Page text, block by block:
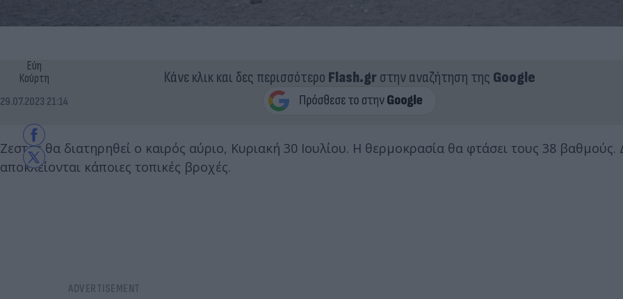
Εύη
Κούρτη
29.07.2023 21:14
Κάνε κλικ και δες περισσότερο Flash.grστην αναζήτηση της Google
Ζεστός θα διατηρηθεί ο καιρός αύριο, Κυριακή 30 Ιουλίου. Η θερμοκρασία θα φτάσει τους 38 βαθμούς.
αποκλείονται κάποιες τοπικές βροχές.